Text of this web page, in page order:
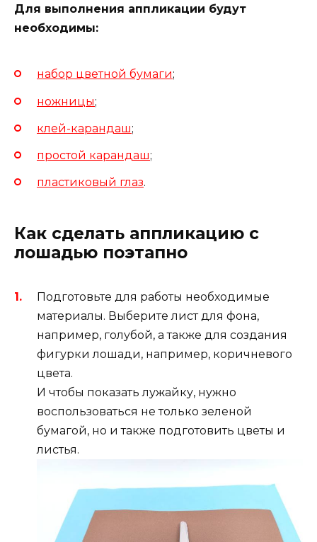
Для выполнения аппликации будут
необходимы:
набор цветной бумаги;
ножницы;
клей-карандаш;
простой карандаш;
пластиковый глаз.
Как сделать аппликацию с
лошадью поэтапно
Подготовьте для работы необходимые
материалы. Выберите лист для фона,
например, голубой, а также для создания
фигурки лошади, например, коричневого
цвета.
И чтобы показать лужайку, нужно
воспользоваться не только зеленой
бумагой, но и также подготовить цветы и
листья.